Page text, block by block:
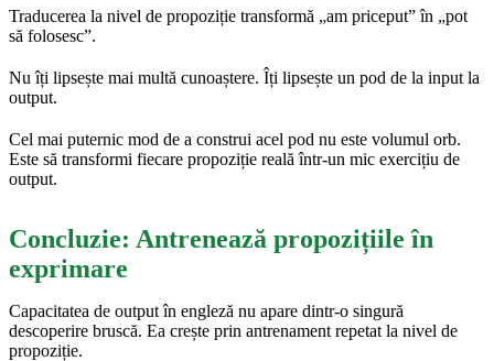
Traducerea la nivel de propoziție transformă „am priceput” în „pot
să folosesc”.
Nu îți lipsește mai multă cunoaștere. Îți lipsește un pod de la input la
output.
Cel mai puternic mod de a construi acel pod nu este volumul orb.
Este să transformi fiecare propoziție reală într-un mic exercițiu de
output.
Concluzie: Antrenează propozițiile în
exprimare
Capacitatea de output în engleză nu apare dintr-o singură
descoperire bruscă. Ea crește prin antrenament repetat la nivel de
propoziție.